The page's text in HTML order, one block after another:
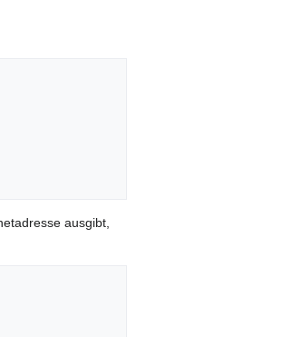
ausgibt,